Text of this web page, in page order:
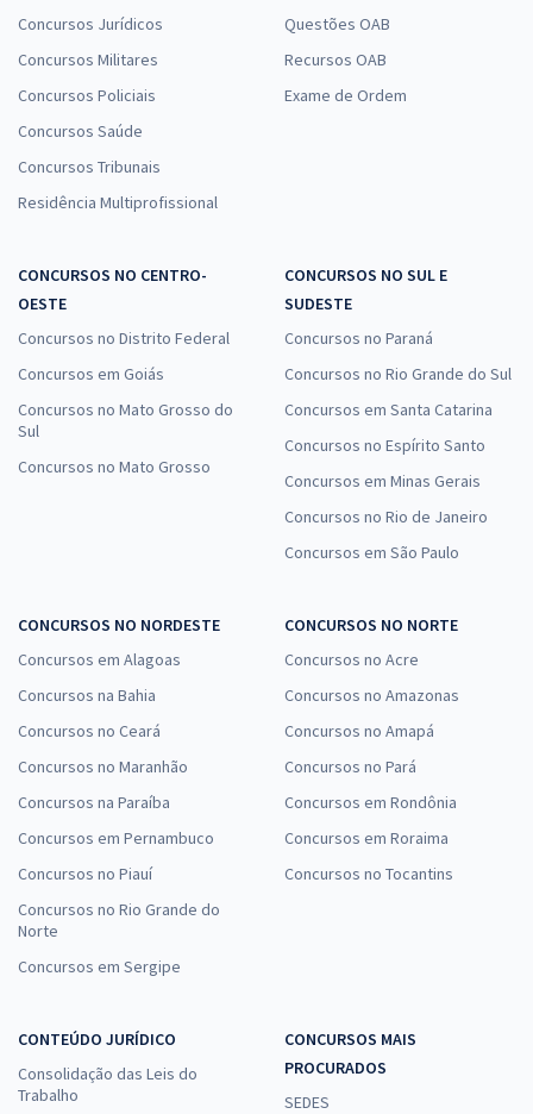
Concursos Jurídicos
Concursos Militares
Concursos Policiais
Concursos Saúde
Concursos Tribunais
Residência Multiprofissional
Questões OAB
Recursos OAB
Exame de Ordem
CONCURSOS NO CENTRO-
OESTE
Concursos no Distrito Federal
Concursos em Goiás
Concursos no Mato Grosso do
Sul
Concursos no Mato Grosso
CONCURSOS NO SUL E
SUDESTE
Concursos no Paraná
Concursos no Rio Grande do Sul
Concursos em Santa Catarina
Concursos no Espírito Santo
Concursos em Minas Gerais
Concursos no Rio de Janeiro
Concursos em São Paulo
CONCURSOS NO NORDESTE
Concursos em Alagoas
Concursos na Bahia
Concursos no Ceará
Concursos no Maranhão
Concursos na Paraíba
Concursos em Pernambuco
Concursos no Piauí
Concursos no Rio Grande do
Norte
Concursos em Sergipe
CONCURSOS NO NORTE
Concursos no Acre
Concursos no Amazonas
Concursos no Amapá
Concursos no Pará
Concursos em Rondônia
Concursos em Roraima
Concursos no Tocantins
CONTEÚDO JURÍDICO
Consolidação das Leis do
Trabalho
CONCURSOS MAIS
PROCURADOS
SEDES